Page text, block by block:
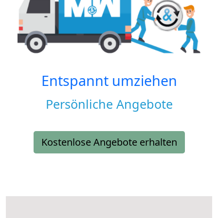
Entspannt umziehen
Persönliche Angebote
Kostenlose Angebote erhalten